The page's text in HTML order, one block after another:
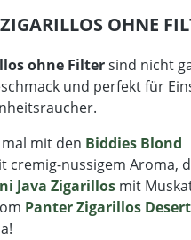
OHNE
ohne Filtersind nicht
und perfekt für
mit den Biddies Blond
cremig-nussigem Aroma,
Java Zigarillos mit
Panter Zigarillos Desert